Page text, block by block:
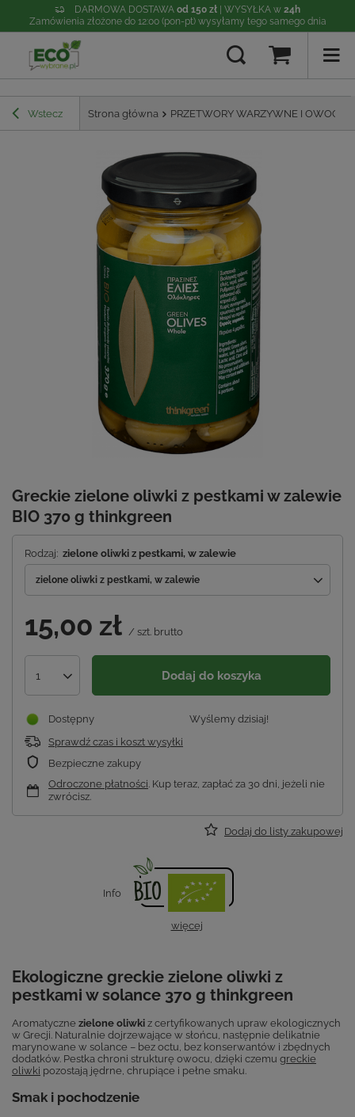
DARMOWA DOSTAWA od 150 zł | WYSYŁKA w 24h
Zamówienia złożone do 12:00 (pon-pt) wysyłamy tego samego dnia
Wstecz Strona główna PRZETWORY WARZYWNE I
Greckie zielone oliwki z pestkami w zalewie
BIO 370 g thinkgreen
Rodzaj: zielone oliwki z pestkami, w zalewie
zielone oliwki z pestkami, w zalewie
15,00 zł / szt. brutto
1 Dodaj do koszyka
Wyślemy dzisiaj!
Dostępny
Sprawdź czas i koszt wysyłki
Bezpieczne zakupy
Odroczone płatności. Kup teraz, zapłać za 30 dni, jeżeli nie
zwrócisz.
Dodaj do listy zakupowej
Info
więcej
Ekologiczne greckie zielone oliwki z
pestkami w solance 370 g thinkgreen
Aromatyczne zielone oliwki z certyfikowanych upraw ekologicznych
w Grecji. Naturalnie dojrzewające w słońcu, następnie delikatnie
marynowane w solance – bez octu, bez konserwantów i zbędnych
dodatków. Pestka chroni strukturę owocu, dzięki czemu greckie
oliwki pozostają jędrne, chrupiące i pełne smaku.
Smak i pochodzenie